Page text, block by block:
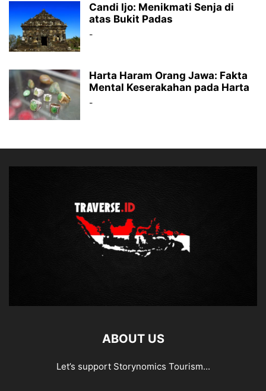
Candi Ijo: Menikmati Senja di
atas Bukit Padas
-
Harta Haram Orang Jawa: Fakta
Mental Keserakahan pada Harta
-
ABOUT US
Let’s support Storynomics Tourism...